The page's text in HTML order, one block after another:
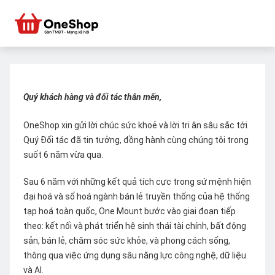
Quý khách hàng và đối tác thân mến,
OneShop xin gửi lời chúc sức khoẻ và lời tri ân sâu sắc tới
Quý Đối tác đã tin tưởng, đồng hành cùng chúng tôi trong
suốt 6 năm vừa qua.
Sau 6 năm với những kết quả tích cực trong sứ mệnh hiện
đại hoá và số hoá ngành bán lẻ truyền thống của hệ thống
tạp hoá toàn quốc, One Mount bước vào giai đoạn tiếp
theo: kết nối và phát triển hệ sinh thái tài chính, bất động
sản, bán lẻ, chăm sóc sức khỏe, và phong cách sống,
thông qua việc ứng dụng sâu năng lực công nghệ, dữ liệu
và AI.